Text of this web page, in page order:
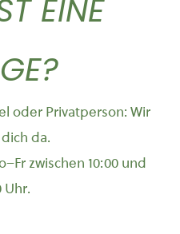
EINE
oder Privatperson: Wir
da.
zwischen 10:00 und
Uhr.